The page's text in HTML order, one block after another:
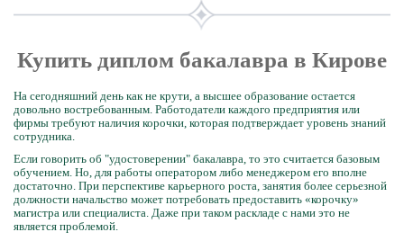
Купить диплом бакалавра в Кирове
На сегодняшний день как не крути, а высшее образование остается
довольно востребованным. Работодатели каждого предприятия или
фирмы требуют наличия корочки, которая подтверждает уровень знаний
сотрудника.
Если говорить об "удостоверении" бакалавра, то это считается базовым
обучением. Но, для работы оператором либо менеджером его вполне
достаточно. При перспективе карьерного роста, занятия более серьезной
должности начальство может потребовать предоставить «корочку»
магистра или специалиста. Даже при таком раскладе с нами это не
является проблемой.